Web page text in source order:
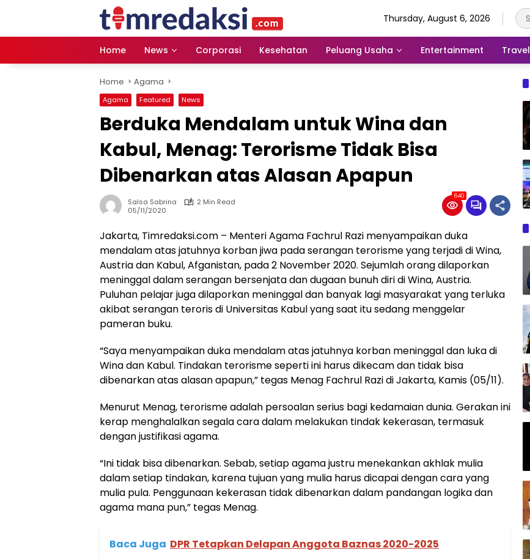
Thursday, August 6, 2026
Home News Corporasi Kesehatan Peluang Usaha Entertainment Travel
Home Agama
Agama Featured News
Berduka Mendalam untuk Wina dan
Kabul, Menag: Terorisme Tidak Bisa
Dibenarkan atas Alasan Apapun
Salsa Sabrina
2 Min Read
05/11/2020
640
Jakarta, Timredaksi.com – Menteri Agama Fachrul Razi menyampaikan duka
mendalam atas jatuhnya korban jiwa pada serangan terorisme yang terjadi di Wina,
Austria dan Kabul, Afganistan, pada 2 November 2020. Sejumlah orang dilaporkan
meninggal dalam serangan bersenjata dan dugaan bunuh diri di Wina, Austria.
Puluhan pelajar juga dilaporkan meninggal dan banyak lagi masyarakat yang terluka
akibat serangan teroris di Universitas Kabul yang saat itu sedang menggelar
pameran buku.
“Saya menyampaikan duka mendalam atas jatuhnya korban meninggal dan luka di
Wina dan Kabul. Tindakan terorisme seperti ini harus dikecam dan tidak bisa
dibenarkan atas alasan apapun,” tegas Menag Fachrul Razi di Jakarta, Kamis (05/11).
Menurut Menag, terorisme adalah persoalan serius bagi kedamaian dunia. Gerakan ini
kerap menghalalkan segala cara dalam melakukan tindak kekerasan, termasuk
dengan justifikasi agama.
“Ini tidak bisa dibenarkan. Sebab, setiap agama justru menekankan akhlak mulia
dalam setiap tindakan, karena tujuan yang mulia harus dicapai dengan cara yang
mulia pula. Penggunaan kekerasan tidak dibenarkan dalam pandangan logika dan
agama mana pun,” tegas Menag.
Baca Juga DPR Tetapkan Delapan Anggota Baznas 2020-2025